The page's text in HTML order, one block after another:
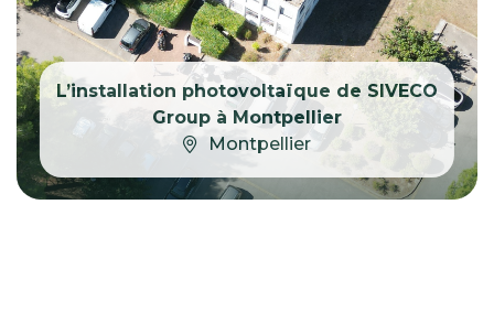
L’installation photovoltaïque de SIVECO
Group à Montpellier
Montpellier